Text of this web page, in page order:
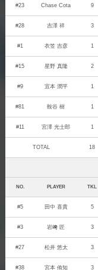
#23 Chase Cota 9
#28 吉澤 祥 3
#1 衣笠 吉彦 1
#15 星野 真隆 2
#9 宜本 潤平 1
#81 鞍谷 樹 1
#11 宮澤 光士郎 1
TOTAL 18
NO. PLAYER TKL
#5 田中 喜貴 5
#3 岩﨑 匠 3
#27 松井 悠太 3
#38 宮本 侑知 3